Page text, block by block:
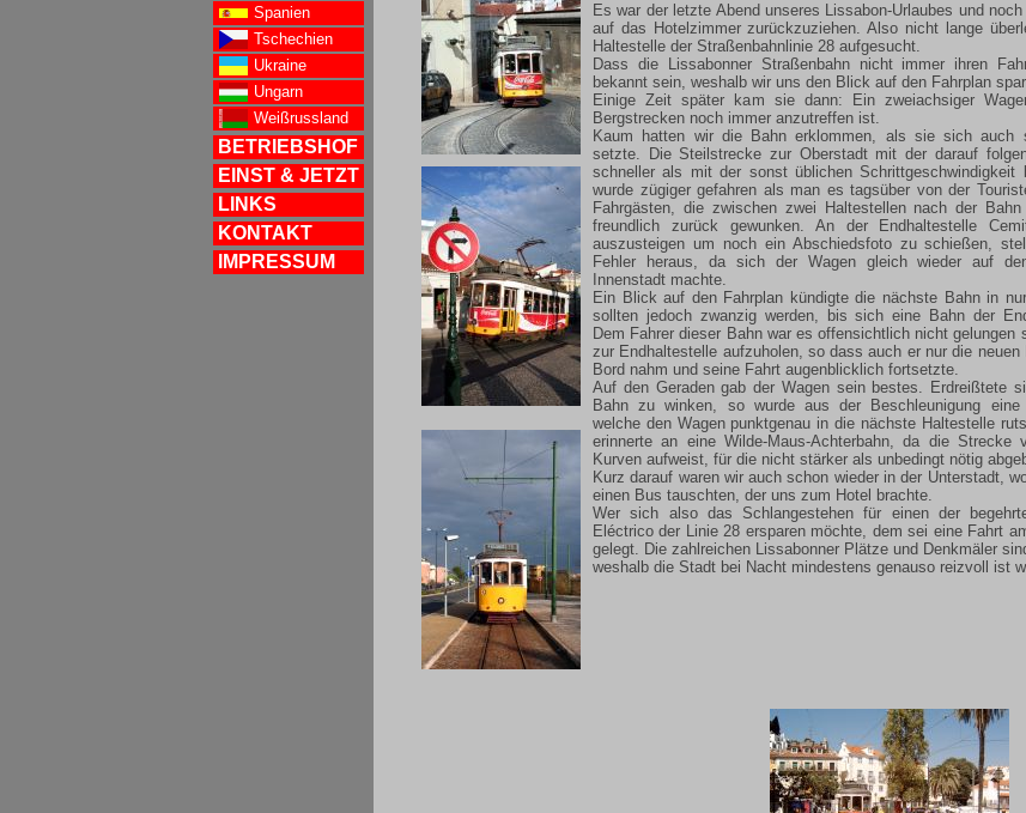
Spanien
Tschechien
Ukraine
Ungarn
Weißrussland
BETRIEBSHOF
EINST & JETZT
LINKS
KONTAKT
IMPRESSUM
Es war der letzte Abend unseres Lissabon-Urlaubes und
auf das Hotelzimmer zurückzuziehen. Also nicht lange
Haltestelle der Straßenbahnlinie 28 aufgesucht.
Dass die Lissabonner Straßenbahn nicht immer ihren
bekannt sein, weshalb wir uns den Blick auf den Fahrplan
Einige Zeit später kam sie dann: Ein zweiachsiger
Bergstrecken noch immer anzutreffen ist.
Kaum hatten wir die Bahn erklommen, als sie sich auch
setzte. Die Steilstrecke zur Oberstadt mit der darauf
schneller als mit der sonst üblichen Schrittgeschwindigkeit
wurde zügiger gefahren als man es tagsüber von der
Fahrgästen, die zwischen zwei Haltestellen nach der
freundlich zurück gewunken. An der Endhaltestelle
auszusteigen um noch ein Abschiedsfoto zu schießen,
Fehler heraus, da sich der Wagen gleich wieder auf
Innenstadt machte.
Ein Blick auf den Fahrplan kündigte die nächste Bahn in
sollten jedoch zwanzig werden, bis sich eine Bahn der
Dem Fahrer dieser Bahn war es offensichtlich nicht gelungen
zur Endhaltestelle aufzuholen, so dass auch er nur die neuen
Bord nahm und seine Fahrt augenblicklich fortsetzte.
Auf den Geraden gab der Wagen sein bestes. Erdreißtete
Bahn zu winken, so wurde aus der Beschleunigung eine
welche den Wagen punktgenau in die nächste Haltestelle
erinnerte an eine Wilde-Maus-Achterbahn, da die Strecke
Kurven aufweist, für die nicht stärker als unbedingt nötig
Kurz darauf waren wir auch schon wieder in der Unterstadt,
einen Bus tauschten, der uns zum Hotel brachte.
Wer sich also das Schlangestehen für einen der
Eléctrico der Linie 28 ersparen möchte, dem sei eine Fahrt
gelegt. Die zahlreichen Lissabonner Plätze und Denkmäler
weshalb die Stadt bei Nacht mindestens genauso reizvoll ist